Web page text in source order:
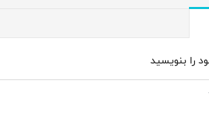
را بنویسید